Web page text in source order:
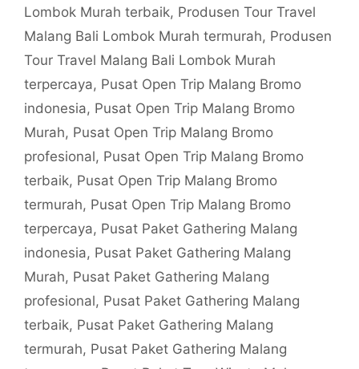
Lombok Murah terbaik, Produsen Tour Travel
Malang Bali Lombok Murah termurah, Produsen
Tour Travel Malang Bali Lombok Murah
terpercaya, Pusat Open Trip Malang Bromo
indonesia, Pusat Open Trip Malang Bromo
Murah, Pusat Open Trip Malang Bromo
profesional, Pusat Open Trip Malang Bromo
terbaik, Pusat Open Trip Malang Bromo
termurah, Pusat Open Trip Malang Bromo
terpercaya, Pusat Paket Gathering Malang
indonesia, Pusat Paket Gathering Malang
Murah, Pusat Paket Gathering Malang
profesional, Pusat Paket Gathering Malang
terbaik, Pusat Paket Gathering Malang
termurah, Pusat Paket Gathering Malang